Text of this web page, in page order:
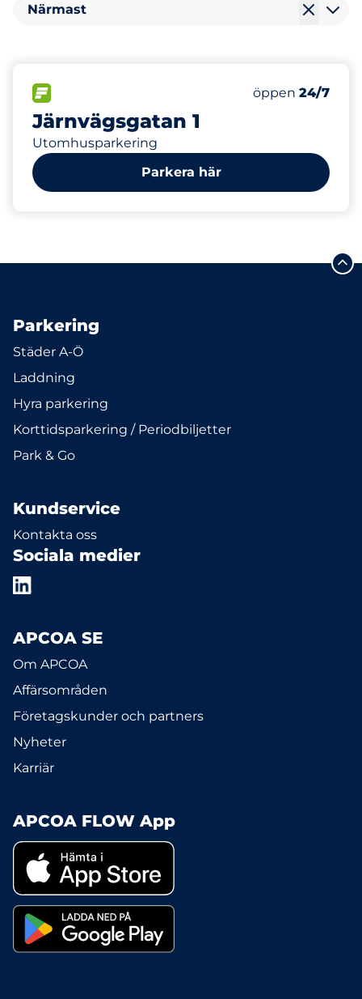
Närmast
Järnvägsgatan 1
Utomhusparkering
Antal
Totalt antal
Fredag
öppen 24/7
Parkera här
Parkering
Städer A-Ö
Laddning
Hyra parkering
Korttidsparkering / Periodbiljetter
Park & Go
Kundservice
Kontakta oss
Sociala medier
APCOA SE
Om APCOA
Affärsområden
Företagskunder och partners
Nyheter
Karriär
APCOA FLOW App